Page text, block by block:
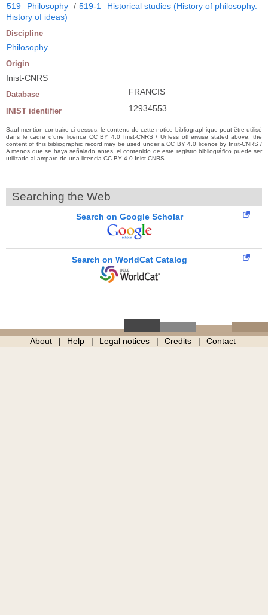
519 Philosophy / 519-1
Historical studies (History of philosophy.
History of ideas)
Discipline
Philosophy
Origin
Inist-CNRS
Database FRANCIS
INIST identifier 12934553
Sauf mention contraire ci-dessus, le contenu de cette notice bibliographique peut être utilisé
dans le cadre d’une licence CC BY 4.0 Inist-CNRS / Unless otherwise stated above, the
content of this bibliographic record may be used under a CC BY 4.0 licence by Inist-CNRS /
A menos que se haya señalado antes, el contenido de este registro bibliográfico puede ser
utilizado al amparo de una licencia CC BY 4.0 Inist-CNRS
Searching the Web
Search on Google Scholar
Search on WorldCat Catalog
About Help Legal notices Credits Contact